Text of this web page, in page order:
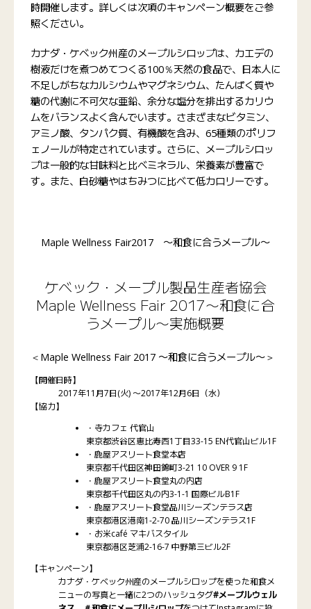
時開催します。詳しくは次項のキャンペーン概要をご参
照ください。
カナダ・ケベック州産のメープルシロップは、カエデの
樹液だけを煮つめてつくる100％天然の食品で、日本人に
不足しがちなカルシウムやマグネシウム、たんぱく質や
糖の代謝に不可欠な亜鉛、余分な塩分を排出するカリウ
ムをバランスよく含んでいます。さまざまなビタミン、
アミノ酸、タンパク質、有機酸を含み、65種類のポリフ
ェノールが特定されています。さらに、メープルシロッ
プは一般的な甘味料と比べミネラル、栄養素が豊富で
す。また、白砂糖やはちみつに比べて低カロリーです。
Maple Wellness Fair2017 〜和食に合うメープル〜
ケベック・メープル製品生産者協会
Maple Wellness Fair 2017〜和食に合
うメープル〜実施概要
＜Maple Wellness Fair 2017 〜和食に合うメープル〜＞
【開催日時】
2017年11月7日(火) 〜2017年12月6日（水）
【協力】
・寺カフェ 代官山
東京都渋谷区恵比寿西1丁目33-15 EN代官山ビル1F
・鹿屋アスリート食堂本店
東京都千代田区神田錦町3-21 10 OVER 9 1F
・鹿屋アスリート食堂丸の内店
東京都千代田区丸の内3-1-1 国際ビルB1F
・鹿屋アスリート食堂品川シーズンテラス店
東京都港区港南1-2-70 品川シーズンテラス1F
・お米café マキバスタイル
東京都港区芝浦2-16-7 中野第三ビル2F
【キャンペーン】
カナダ・ケベック州産のメープルシロップを使った和食メ
ニューの写真と一緒に2つのハッシュタグ#メープルウェル